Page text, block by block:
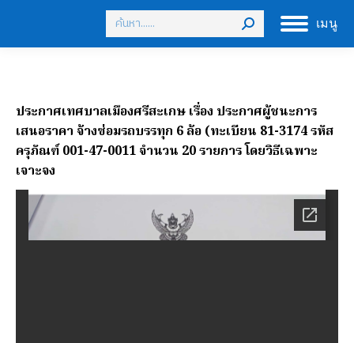
เมนู
Search:
ประกาศเทศบาลเมืองศรีสะเกษ เรื่อง ประกาศผู้ชนะการ
เสนอราคา จ้างซ่อมรถบรรทุก 6 ล้อ (ทะเบียน 81-3174 รหัส
ครุภัณฑ์ 001-47-0011 จำนวน 20 รายการ โดยวิธีเฉพาะ
เจาะจง